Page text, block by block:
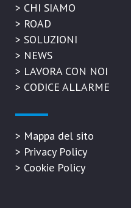
> CHI SIAMO
> ROAD
> SOLUZIONI
> NEWS
> LAVORA CON NOI
> CODICE ALLARME
> Mappa del sito
> Privacy Policy
> Cookie Policy